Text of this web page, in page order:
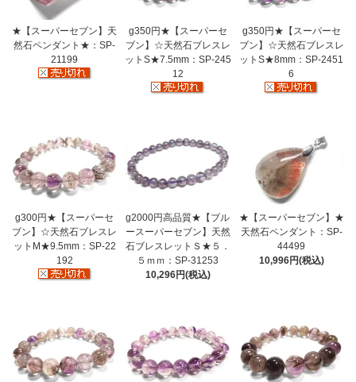
★【スーパーセブン】天
然石ペンダント★：SP-
21199
g350円★【スーパーセ
ブン】☆天然石ブレスレ
ットS★7.5mm：SP-245
12
g350円★【スーパーセ
ブン】☆天然石ブレスレ
ットS★8mm：SP-2451
6
g300円★【スーパーセ
ブン】☆天然石ブレスレ
ットM★9.5mm：SP-22
192
g2000円高品質★【ブル
ースーパーセブン】天然
石ブレスレットＳ★５．
５ｍｍ：SP-31253
10,296円(税込)
★【スーパーセブン】★
天然石ペンダント：SP-
44499
10,996円(税込)